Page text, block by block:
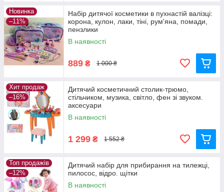
Новинка
–11%
Набір дитячої косметики в пухнастій валізці:
корона, кулон, лаки, тіні, рум'яна, помади,
пензлики
В наявності
889 ₴ 1 000 ₴
Хит продаж
–16%
Дитячий косметичний столик-трюмо,
стільчиком, музика, світло, фен зі звуком.
аксесуари
В наявності
1 299 ₴ 1 552 ₴
Топ продажів
–12%
Дитячий набір для прибирання на тилежці,
пилосос, відро. щітки
В наявності